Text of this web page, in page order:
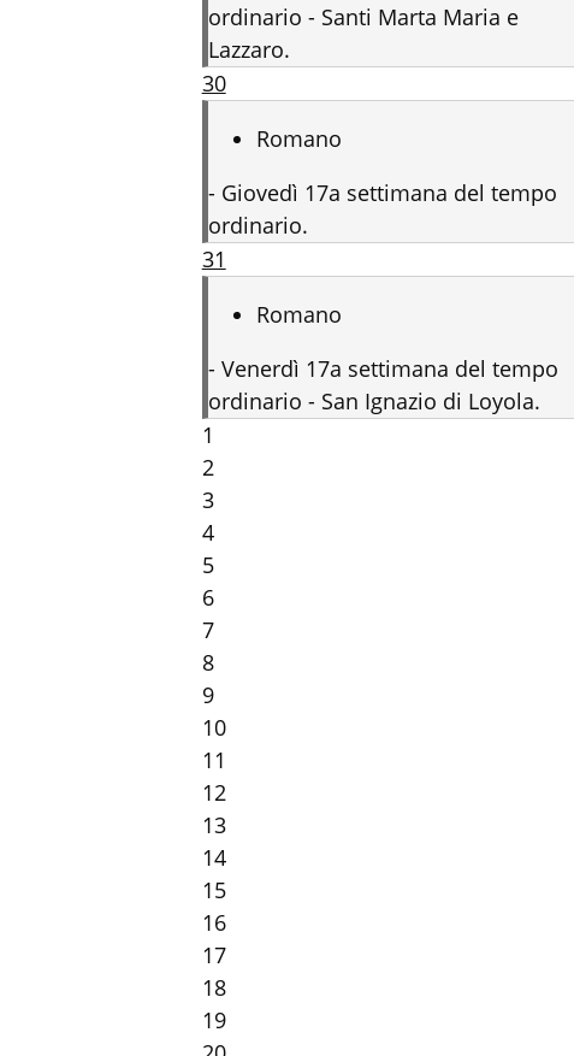
ordinario - Santi Marta Maria e
Lazzaro.
30
Romano
- Giovedì 17a settimana del tempo
ordinario.
31
Romano
- Venerdì 17a settimana del tempo
ordinario - San Ignazio di Loyola.
1
2
3
4
5
6
7
8
9
10
11
12
13
14
15
16
17
18
19